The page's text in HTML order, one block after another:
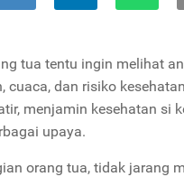
tua tentu ingin melihat
cuaca, dan risiko
menjamin kesehatan si
upaya.
orang tua, tidak jarang